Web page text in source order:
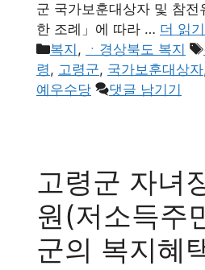
군 국가보훈대상자 및 참
한 조례」에 따라 … 더 읽기
카
테
고
복지 , ㆍ경상북도 복지
령, 고령군, 국가보훈대상자
예우수당
댓글 남기기
고령군 자녀
원(저소득주
군의 복지혜